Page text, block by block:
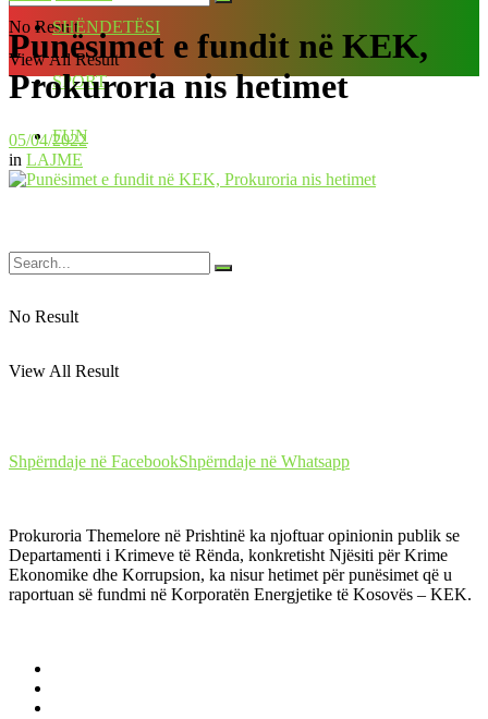
No Result
View All Result
SHËNDETËSI
SPORT
FUN
No Result
View All Result
Punësimet e fundit në KEK,
Prokuroria nis hetimet
05/04/2022
in LAJME
Shpërndaje në FacebookShpërndaje në Whatsapp
Prokuroria Themelore në Prishtinë ka njoftuar opinionin publik se
Departamenti i Krimeve të Rënda, konkretisht Njësiti për Krime
Ekonomike dhe Korrupsion, ka nisur hetimet për punësimet që u
raportuan së fundmi në Korporatën Energjetike të Kosovës – KEK.